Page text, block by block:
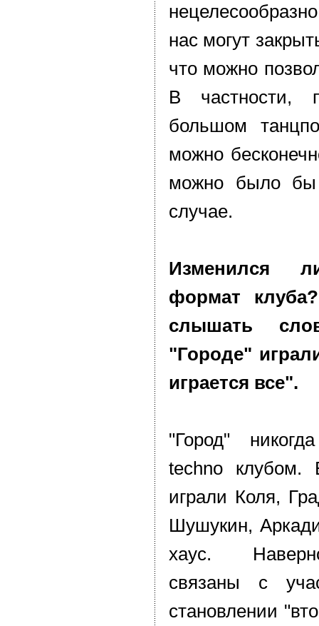
нас могут
что можно
В частности,
большом
можно
можно было
случае.
Изменился
формат
слышать
"Городе"
играется все".
"Город"
techno клубом.
играли Коля,
Шушукин,
хаус.
связаны с
становлении